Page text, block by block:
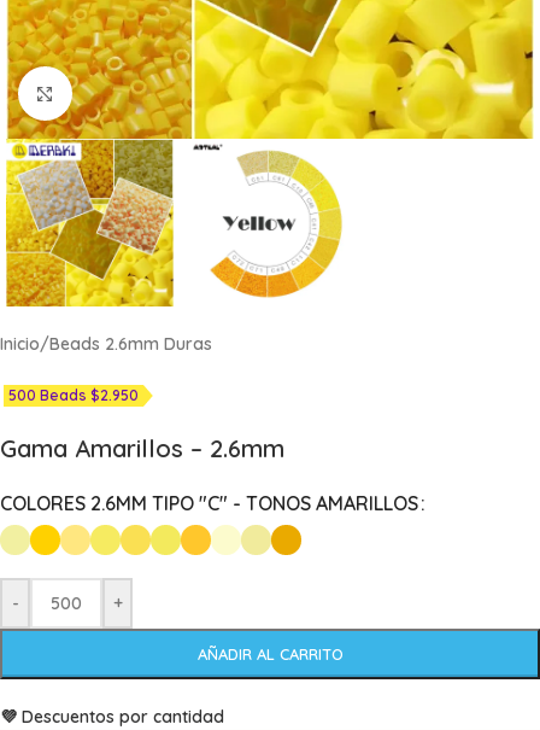
Click to enlarge
Inicio/Beads 2.6mm Duras
500 Beads $2.950
Gama Amarillos – 2.6mm
COLORES 2.6MM TIPO "C" - TONOS AMARILLOS
- +
AÑADIR AL CARRITO
💜 Descuentos por cantidad